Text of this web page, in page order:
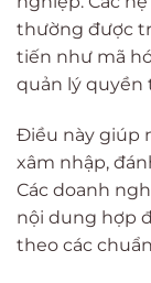
thường được
tiến như mã
quản lý quyền
Điều này giúp
xâm nhập,
Các doanh
nội dung hợp
theo các